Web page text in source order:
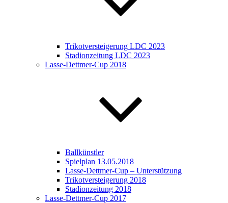
Trikotversteigerung LDC 2023
Stadionzeitung LDC 2023
Lasse-Dettmer-Cup 2018
Ballkünstler
Spielplan 13.05.2018
Lasse-Dettmer-Cup – Unterstützung
Trikotversteigerung 2018
Stadionzeitung 2018
Lasse-Dettmer-Cup 2017